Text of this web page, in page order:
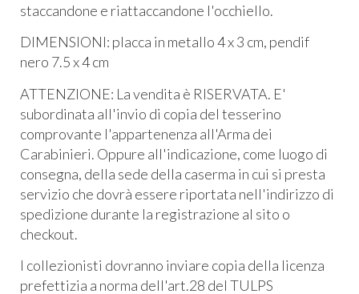
staccandone e riattaccandone l'occhiello.
DIMENSIONI: placca in metallo 4 x 3 cm, pendif
nero 7.5 x 4 cm
ATTENZIONE: La vendita è RISERVATA. E'
subordinata all'invio di copia del tesserino
comprovante l'appartenenza all'Arma dei
Carabinieri. Oppure all'indicazione, come luogo di
consegna, della sede della caserma in cui si presta
servizio che dovrà essere riportata nell'indirizzo di
spedizione durante la registrazione al sito o
checkout.
I collezionisti dovranno inviare copia della licenza
prefettizia a norma dell'art.28 del TULPS